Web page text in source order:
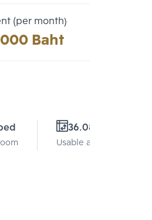
(per month)
Baht
36.08 Sq.m.
Usable area